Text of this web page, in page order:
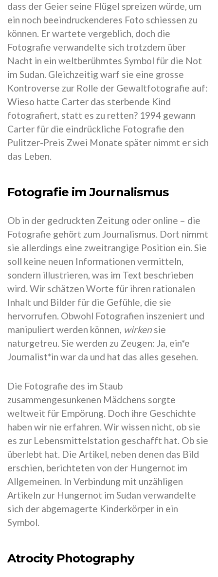
dass der Geier seine Flügel spreizen würde, um
ein noch beeindruckenderes Foto schiessen zu
können. Er wartete vergeblich, doch die
Fotografie verwandelte sich trotzdem über
Nacht in ein weltberühmtes Symbol für die Not
im Sudan. Gleichzeitig warf sie eine grosse
Kontroverse zur Rolle der Gewaltfotografie auf:
Wieso hatte Carter das sterbende Kind
fotografiert, statt es zu retten? 1994 gewann
Carter für die eindrückliche Fotografie den
Pulitzer-Preis Zwei Monate später nimmt er sich
das Leben.
Fotografie im Journalismus
Ob in der gedruckten Zeitung oder online – die
Fotografie gehört zum Journalismus. Dort nimmt
sie allerdings eine zweitrangige Position ein. Sie
soll keine neuen Informationen vermitteln,
sondern illustrieren, was im Text beschrieben
wird. Wir schätzen Worte für ihren rationalen
Inhalt und Bilder für die Gefühle, die sie
hervorrufen. Obwohl Fotografien inszeniert und
manipuliert werden können, wirken sie
naturgetreu. Sie werden zu Zeugen: Ja, ein*e
Journalist*in war da und hat das alles gesehen.
Die Fotografie des im Staub
zusammengesunkenen Mädchens sorgte
weltweit für Empörung. Doch ihre Geschichte
haben wir nie erfahren. Wir wissen nicht, ob sie
es zur Lebensmittelstation geschafft hat. Ob sie
überlebt hat. Die Artikel, neben denen das Bild
erschien, berichteten von der Hungernot im
Allgemeinen. In Verbindung mit unzähligen
Artikeln zur Hungernot im Sudan verwandelte
sich der abgemagerte Kinderkörper in ein
Symbol.
Atrocity Photography